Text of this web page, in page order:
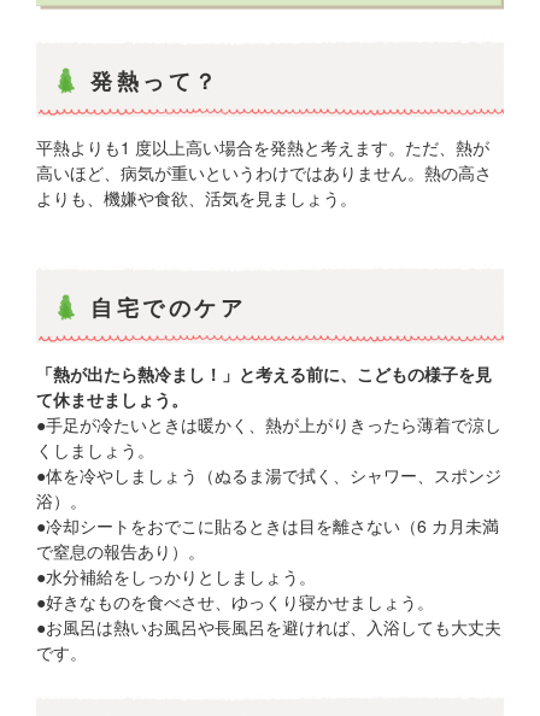
発熱って？
平熱よりも1 度以上高い場合を発熱と考えます。ただ、熱が
高いほど、病気が重いというわけではありません。熱の高さ
よりも、機嫌や食欲、活気を見ましょう。
自宅でのケア
「熱が出たら熱冷まし！」と考える前に、こどもの様子を見
て休ませましょう。
●手足が冷たいときは暖かく、熱が上がりきったら薄着で涼し
くしましょう。
●体を冷やしましょう（ぬるま湯で拭く、シャワー、スポンジ
浴）。
●冷却シートをおでこに貼るときは目を離さない（6 カ月未満
で窒息の報告あり）。
●水分補給をしっかりとしましょう。
●好きなものを食べさせ、ゆっくり寝かせましょう。
●お風呂は熱いお風呂や長風呂を避ければ、入浴しても大丈夫
です。